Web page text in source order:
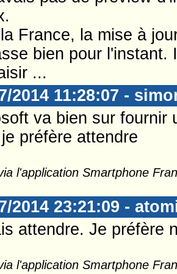
France, la mise à
bien pour l'instant.
...
2014 11:28:07 -
va bien sur fournir
préfère attendre
l'application Smartphone
2014 23:21:09 -
attendre. Je préfère
l'application Smartphone